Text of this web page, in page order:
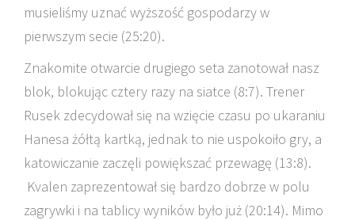
musieliśmy uznać wyższość gospodarzy w
pierwszym secie (25:20).
Znakomite otwarcie drugiego seta zanotował nasz
blok, blokując cztery razy na siatce (8:7). Trener
Rusek zdecydował się na wzięcie czasu po ukaraniu
Hanesa żółtą kartką, jednak to nie uspokoiło gry, a
katowiczanie zaczęli powiększać przewagę (13:8).
Kvalen zaprezentował się bardzo dobrze w polu
zagrywki i na tablicy wyników było już (20:14). Mimo